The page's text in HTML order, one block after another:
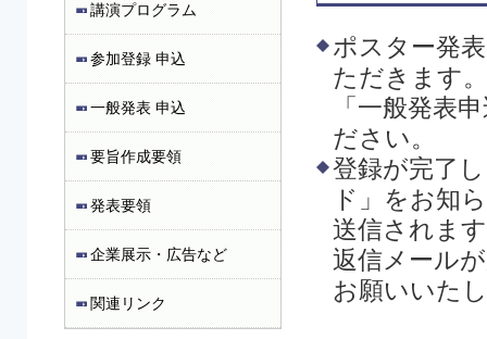
講演プログラム
参加登録 申込
一般発表 申込
要旨作成要領
発表要領
企業展示・広告など
関連リンク
ポスター発
ただきます。
「一般発表
ださい。
登録が完了
ド」をお知
送信されま
返信メール
お願いいた